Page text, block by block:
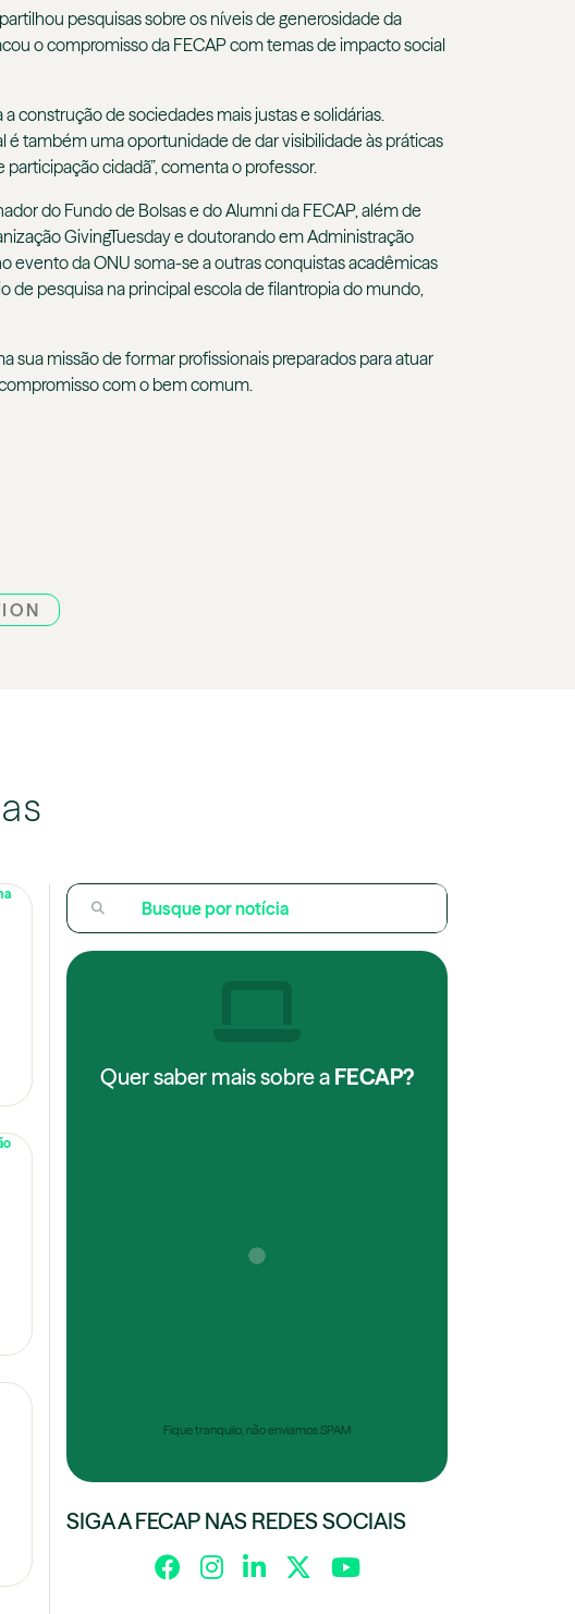
pesquisas sobre os níveis de generosidade da
o compromisso da FECAP com temas de impacto social
construção de sociedades mais justas e solidárias.
é também uma oportunidade de dar visibilidade às práticas
cidadã”, comenta o professor.
do Fundo de Bolsas e do Alumni da FECAP, além de
GivingTuesday e doutorando em Administração
evento da ONU soma-se a outras conquistas acadêmicas
de pesquisa na principal escola de filantropia do mundo,
sua missão de formar profissionais preparados para atuar
com o bem comum.
Quer saber mais sobre a FECAP?
Fique tranquilo, não enviamos SPAM
SIGA A FECAP NAS REDES SOCIAIS